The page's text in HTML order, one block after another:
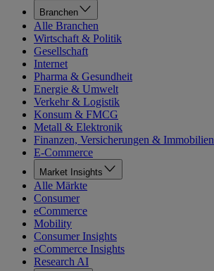
Branchen
Alle Branchen
Wirtschaft & Politik
Gesellschaft
Internet
Pharma & Gesundheit
Energie & Umwelt
Verkehr & Logistik
Konsum & FMCG
Metall & Elektronik
Finanzen, Versicherungen & Immobilien
E-Commerce
Market Insights
Alle Märkte
Consumer
eCommerce
Mobility
Consumer Insights
eCommerce Insights
Research AI